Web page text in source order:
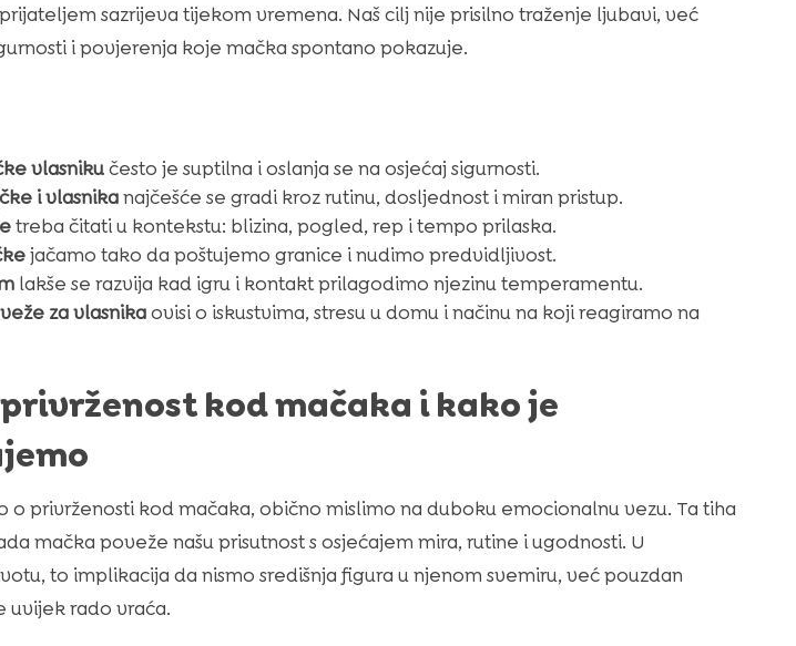
sazrijeva tijekom vremena. Naš cilj nije prisilno traženje ljubavi, već
i povjerenja koje mačka spontano pokazuje.
vlasnikučesto je suptilna i oslanja se na osjećaj sigurnosti.
i vlasnikanajčešće se gradi kroz rutinu, dosljednost i miran pristup.
treba čitati u kontekstu: blizina, pogled, rep i tempo prilaska.
jačamo tako da poštujemo granice i nudimo predvidljivost.
lakše se razvija kad igru i kontakt prilagodimo njezinu temperamentu.
za vlasnikaovisi o iskustvima, stresu u domu i načinu na koji reagiramo na
kod mačaka i kako je
o privrženosti kod mačaka, obično mislimo na duboku emocionalnu vezu. Ta tiha
mačka poveže našu prisutnost s osjećajem mira, rutine i ugodnosti. U
to implikacija da nismo središnja figura u njenom svemiru, već pouzdan
uvijek rado vraća.